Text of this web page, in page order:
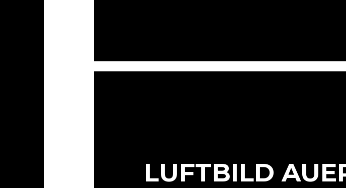
LUFTBILD